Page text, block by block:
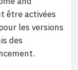
être activées
les versions
des